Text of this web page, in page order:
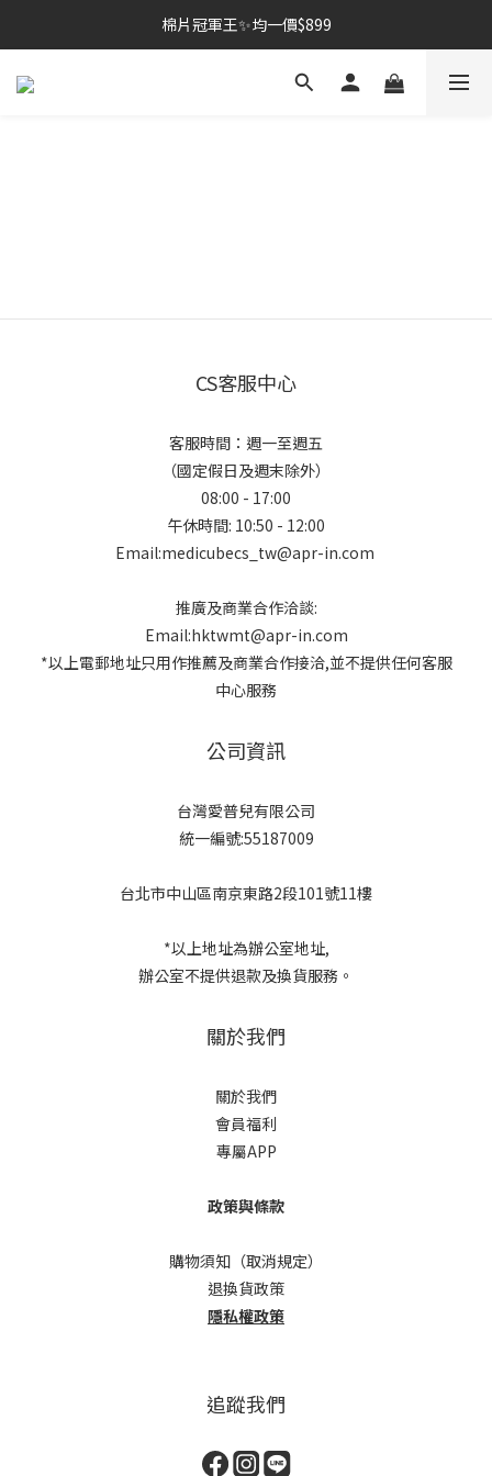
棉片冠軍王✨均一價$899
棉片冠軍王✨均一價$899
夏季深層清潔必備🫧張員瑛洗臉機
CS客服中心
客服時間：週一至週五
（國定假日及週末除外）
08:00 - 17:00
午休時間: 10:50 - 12:00
Email:medicubecs_tw@apr-in.com
推廣及商業合作洽談:
Email:hktwmt@apr-in.com
*以上電郵地址只用作推薦及商業合作接洽,並不提供任何客服
中心服務
公司資訊
台灣愛普兒有限公司
統一編號:55187009
台北市中山區南京東路2段101號11樓
*以上地址為辦公室地址,
辦公室不提供退款及換貨服務。
關於我們
關於我們
會員福利
專屬APP
政策與條款
購物須知（取消規定）
退換貨政策
隱私權政策
追蹤我們